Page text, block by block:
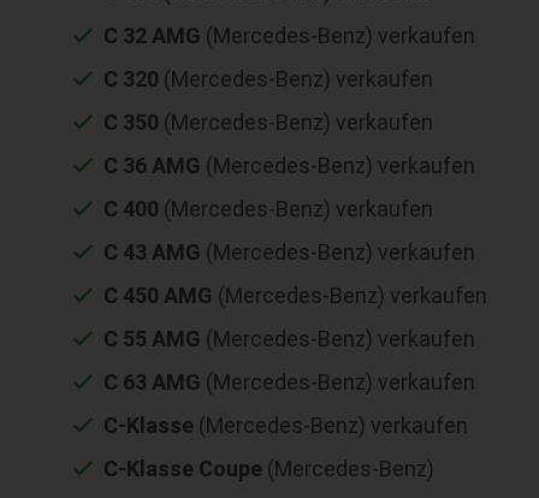
C 32 AMG (Mercedes-Benz) verkaufen
C 320 (Mercedes-Benz) verkaufen
C 350 (Mercedes-Benz) verkaufen
C 36 AMG (Mercedes-Benz) verkaufen
C 400 (Mercedes-Benz) verkaufen
C 43 AMG (Mercedes-Benz) verkaufen
C 450 AMG (Mercedes-Benz) verkaufen
C 55 AMG (Mercedes-Benz) verkaufen
C 63 AMG (Mercedes-Benz) verkaufen
C-Klasse (Mercedes-Benz) verkaufen
C-Klasse Coupe (Mercedes-Benz)